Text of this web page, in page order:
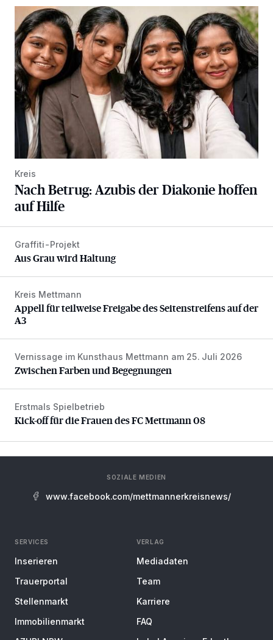
Nach Betrug: Azubis der Diakonie hoffen auf Hilfe
Kreis
Nach Betrug: Azubis der Diakonie hoffen
auf Hilfe
Aus Grau wird Haltung
Graffiti-Projekt
Aus Grau wird Haltung
Appell für teilweise Freigabe des Seitenstreifens auf der A3
Kreis Mettmann
Appell für teilweise Freigabe des Seitenstreifens auf der
A3
Zwischen Farben und Begegnungen
Vernissage im Kunsthaus Mettmann am 25. Juli 2026
Zwischen Farben und Begegnungen
Kick-off für die Frauen des FC Mettmann 08
Erstmals Spielbetrieb
Kick-off für die Frauen des FC Mettmann 08
SOZIALE MEDIEN
www.facebook.com/mettmannerkreisnews/
SERVICES
Inserieren
Trauerportal
Stellenmarkt
Immobilienmarkt
VERLAG
Mediadaten
Team
Karriere
FAQ